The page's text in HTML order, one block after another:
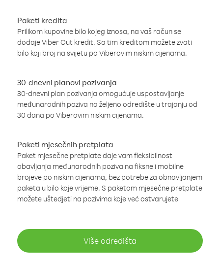
Paketi kredita
Prilikom kupovine bilo kojeg iznosa, na vaš račun se
dodaje Viber Out kredit. Sa tim kreditom možete zvati
bilo koji broj na svijetu po Viberovim niskim cijenama.
30-dnevni planovi pozivanja
30-dnevni plan pozivanja omogućuje uspostavljanje
međunarodnih poziva na željeno odredište u trajanju od
30 dana po Viberovim niskim cijenama.
Paketi mjesečnih pretplata
Paket mjesečne pretplate daje vam fleksibilnost
obavljanja međunarodnih poziva na fiksne i mobilne
brojeve po niskim cijenama, bez potrebe za obnavljanjem
paketa u bilo koje vrijeme. S paketom mjesečne pretplate
možete uštedjeti na pozivima koje već ostvarujete
Više odredišta